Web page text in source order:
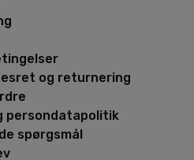
og returnering
persondatapolitik
spørgsmål